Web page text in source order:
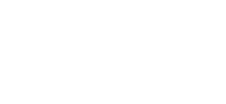
TextilCentrum.cz - internetové online nákupní
textil (povlečení, prostěradla, záclony, závěsy ...),
metráži (oděvní, dekorační i speciální), vlny a
pánské košile a kravaty, oděvní doplňky a